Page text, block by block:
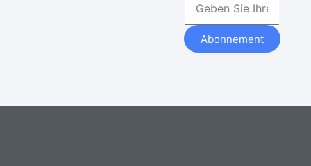
Abonnement